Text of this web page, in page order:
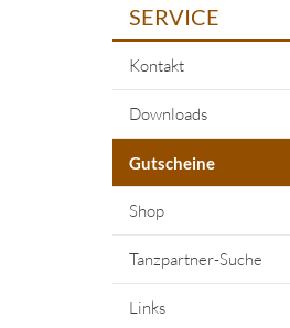
SERVICE
Kontakt
Downloads
Gutscheine
Shop
Tanzpartner-Suche
Links